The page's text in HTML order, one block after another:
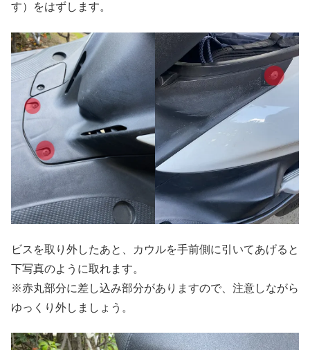
す）をはずします。
ビスを取り外したあと、カウルを手前側に引いてあげると
下写真のように取れます。
※赤丸部分に差し込み部分がありますので、注意しながら
ゆっくり外しましょう。